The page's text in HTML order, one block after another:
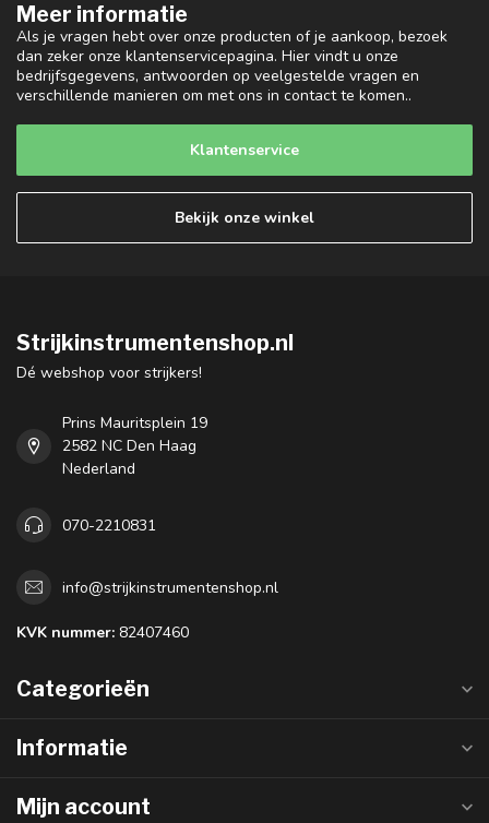
Meer informatie
Als je vragen hebt over onze producten of je aankoop, bezoek
dan zeker onze klantenservicepagina. Hier vindt u onze
bedrijfsgegevens, antwoorden op veelgestelde vragen en
verschillende manieren om met ons in contact te komen..
Klantenservice
Bekijk onze winkel
Strijkinstrumentenshop.nl
Dé webshop voor strijkers!
Prins Mauritsplein 19
2582 NC Den Haag
Nederland
070-2210831
info@strijkinstrumentenshop.nl
KVK nummer: 82407460
Categorieën
Informatie
Mijn account